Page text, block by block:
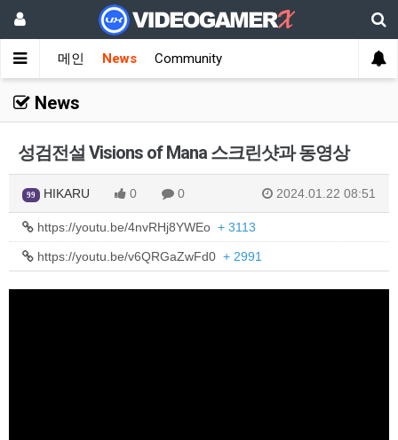
메인 News Community
News
성검전설 Visions of Mana 스크린샷과 동영상
99 HIKARU 0 0 2024.01.22 08:51
https://youtu.be/4nvRHj8YWEo + 3113
https://youtu.be/v6QRGaZwFd0 + 2991